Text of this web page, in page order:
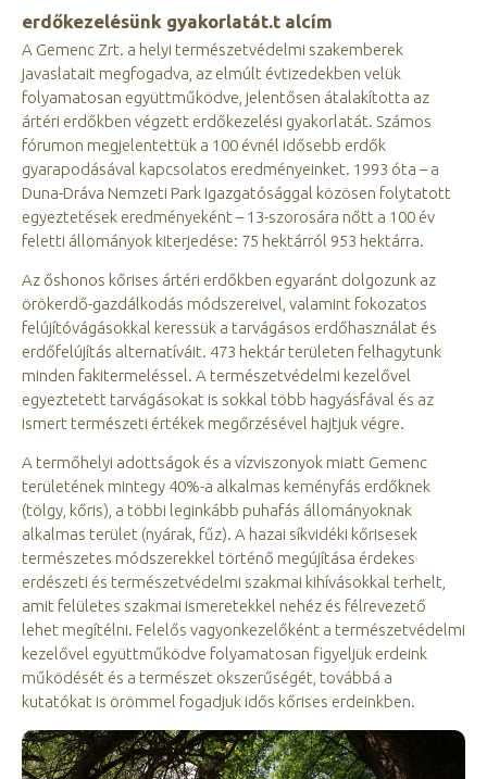
erdőkezelésünk gyakorlatát.t alcím
A Gemenc Zrt. a helyi természetvédelmi szakemberek
javaslatait megfogadva, az elmúlt évtizedekben velük
folyamatosan együttműködve, jelentősen átalakította az
ártéri erdőkben végzett erdőkezelési gyakorlatát. Számos
fórumon megjelentettük a 100 évnél idősebb erdők
gyarapodásával kapcsolatos eredményeinket. 1993 óta – a
Duna-Dráva Nemzeti Park Igazgatósággal közösen folytatott
egyeztetések eredményeként – 13-szorosára nőtt a 100 év
feletti állományok kiterjedése: 75 hektárról 953 hektárra.
Az őshonos kőrises ártéri erdőkben egyaránt dolgozunk az
örökerdő-gazdálkodás módszereivel, valamint fokozatos
felújítóvágásokkal keressük a tarvágásos erdőhasználat és
erdőfelújítás alternatíváit. 473 hektár területen felhagytunk
minden fakitermeléssel. A természetvédelmi kezelővel
egyeztetett tarvágásokat is sokkal több hagyásfával és az
ismert természeti értékek megőrzésével hajtjuk végre.
A termőhelyi adottságok és a vízviszonyok miatt Gemenc
területének mintegy 40%-a alkalmas keményfás erdőknek
(tölgy, kőris), a többi leginkább puhafás állományoknak
alkalmas terület (nyárak, fűz). A hazai síkvidéki kőrisesek
természetes módszerekkel történő megújítása érdekes
erdészeti és természetvédelmi szakmai kihívásokkal terhelt,
amit felületes szakmai ismeretekkel nehéz és félrevezető
lehet megítélni. Felelős vagyonkezelőként a természetvédelmi
kezelővel együttműködve folyamatosan figyeljük erdeink
működését és a természet okszerűségét, továbbá a
kutatókat is örömmel fogadjuk idős kőrises erdeinkben.